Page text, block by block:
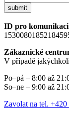
submit
ID pro
Zákaznické
V případě
Po–pá – 8:00 až
So–ne – 9:00 až
Zavolat na tel.